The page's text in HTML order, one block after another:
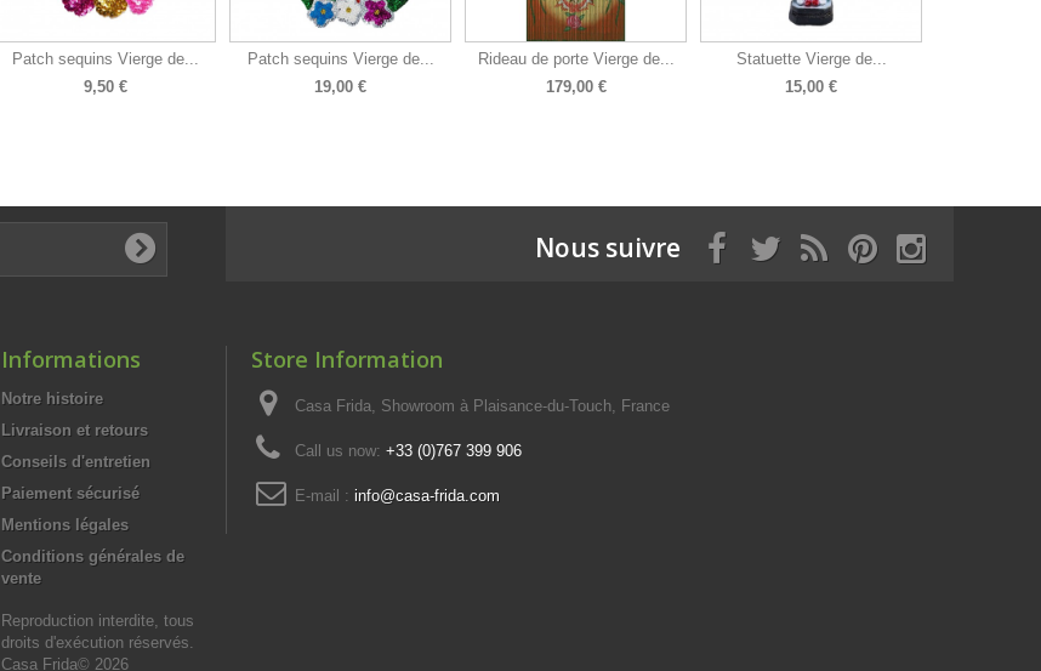
Patch sequins Vierge de...
9,50 €
Patch sequins Vierge de...
19,00 €
Rideau de porte Vierge de...
179,00 €
Statuette Vierge de...
15,00 €
Nous suivre
Informations
Notre histoire
Livraison et retours
Conseils d'entretien
Paiement sécurisé
Mentions légales
Conditions générales de
vente
Reproduction interdite, tous
droits d'exécution réservés.
Casa Frida© 2026
Store Information
Casa Frida, Showroom à Plaisance-du-Touch, France
Call us now: +33 (0)767 399 906
E-mail : info@casa-frida.com